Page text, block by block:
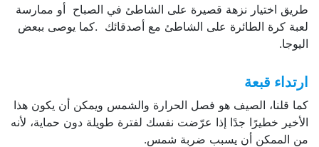
طريق اختيار نزهة قصيرة على الشاطئ في الصباح أو ممارسة
لعبة كرة الطائرة على الشاطئ مع أصدقائك .كما يوصى ببعض
اليوجا.
ارتداء قبعة
كما قلنا، الصيف هو فصل الحرارة والشمس ويمكن أن يكون هذا
الأخير خطيرًا جدًا إذا عرّضت نفسك لفترة طويلة دون حماية، لأنه
من الممكن أن يسبب ضربة شمس.